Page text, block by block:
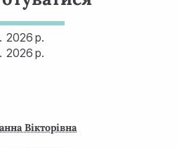
2026 р.
2026 р.
Вікторівна